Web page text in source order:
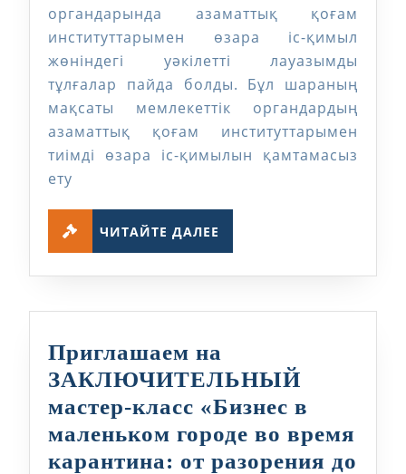
іс-
қимыл
жөніндегі
уәкілеттілер
бұл…
органдарында азаматтық қоғам
институттарымен өзара іс-қимыл
жөніндегі уәкілетті лауазымды
тұлғалар пайда болды. Бұл шараның
мақсаты мемлекеттік органдардың
азаматтық қоғам институттарымен
тиімді өзара іс-қимылын қамтамасыз
ету
ЧИТАЙТЕ ДАЛЕЕ
Приглашаем на
ЗАКЛЮЧИТЕЛЬНЫЙ
мастер-класс «Бизнес в
маленьком городе во время
карантина: от разорения до